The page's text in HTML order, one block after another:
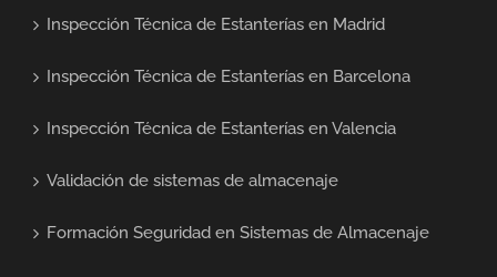
Inspección Técnica de Estanterías en Madrid
Inspección Técnica de Estanterías en Barcelona
Inspección Técnica de Estanterías en Valencia
Validación de sistemas de almacenaje
Formación Seguridad en Sistemas de Almacenaje